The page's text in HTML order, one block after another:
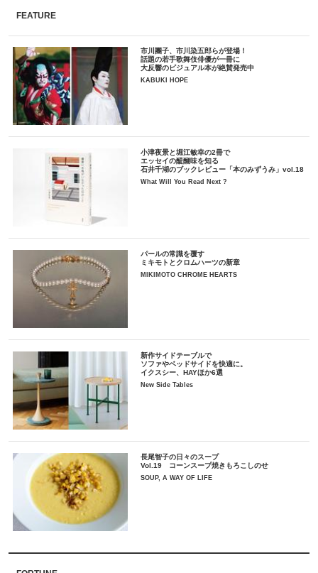
FEATURE
市川團子、市川染五郎らが登場！
話題の若手歌舞伎俳優が一冊に
大反響のビジュアル本が絶賛発売中
KABUKI HOPE
小津夜景と堀江敏幸の2冊で
エッセイの醍醐味を知る
石井千湖のブックレビュー「本のみずうみ」vol.18
What Will You Read Next ?
パールの常識を覆す
ミキモトとクロムハーツの新章
MIKIMOTO CHROME HEARTS
新作サイドテーブルで
ソファやベッドサイドを快適に。
イクスシー、HAYほか6選
New Side Tables
長尾智子の日々のスープ
Vol.19 コーンスープ焼きもろこしのせ
SOUP, A WAY OF LIFE